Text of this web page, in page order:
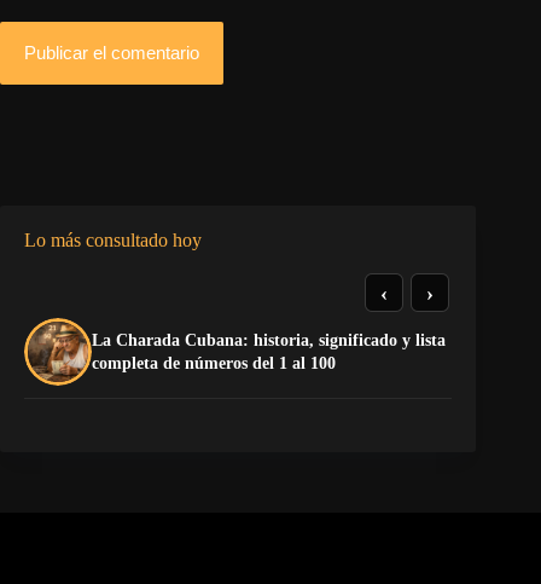
Publicar el comentario
Lo más consultado hoy
La Charada Cubana: historia, significado y lista
completa de números del 1 al 100
‹ ›